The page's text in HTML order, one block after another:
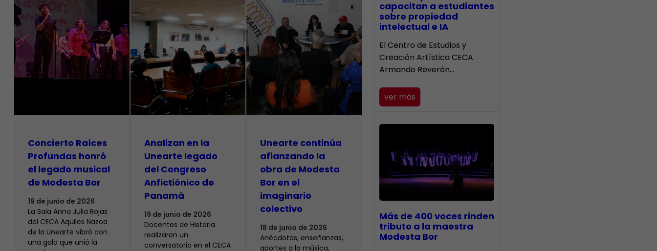
​Concierto Raíces
Profundas honró
el legado musical
de Modesta Bor
19 de junio de 2026
La Sala Anna Julia Rojas
del CECA Aquiles Nazoa
de la Unearte vibró con
una gala que unió la
Analizan en la
Unearte legado
del Congreso
Anfictiónico de
Panamá
19 de junio de 2026
Docentes de Historia
realizaron un
conversatorio en el CECA
Unearte continúa
afianzando la
obra de Modesta
Bor en el
imaginario
colectivo
18 de junio de 2026
Anécdotas, enseñanzas,
aportes a la música,
capacitan a estudiantes
sobre propiedad
intelectual e IA
El Centro de Estudios y
Creación Artística CECA
Armando Reverón…
ver más
Más de 400 voces rinden
tributo a la maestra
Modesta Bor